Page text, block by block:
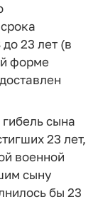
23 лет (в
форме
сына
23 лет,
военной
сыну
бы 23